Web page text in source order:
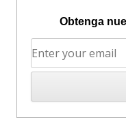
Obtenga